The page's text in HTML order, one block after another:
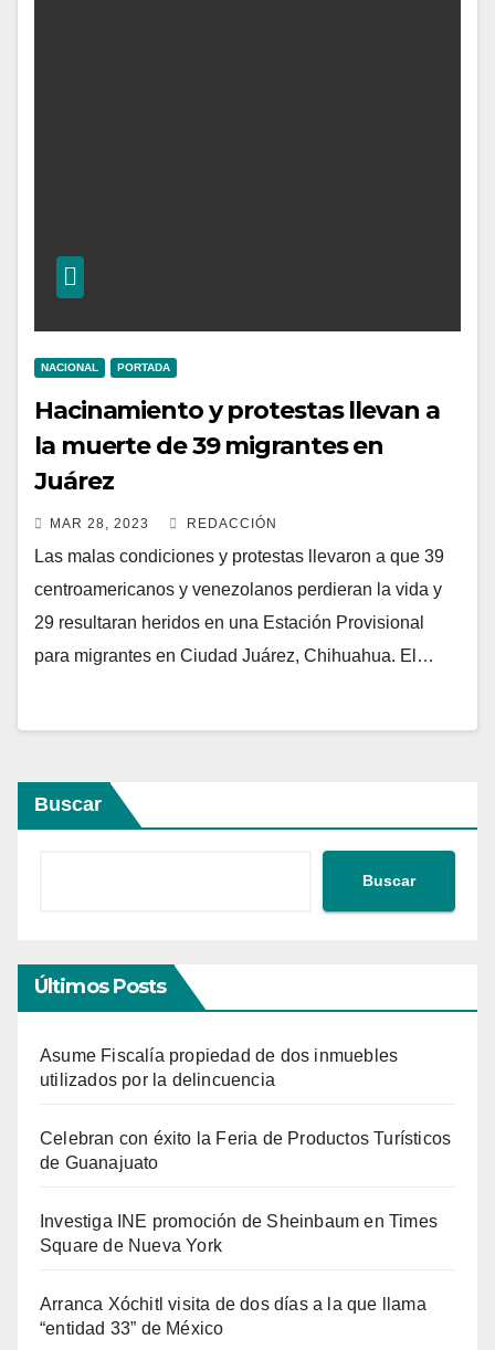
NACIONAL PORTADA
Hacinamiento y protestas llevan a
la muerte de 39 migrantes en
Juárez
MAR 28, 2023 REDACCIÓN
Las malas condiciones y protestas llevaron a que 39
centroamericanos y venezolanos perdieran la vida y
29 resultaran heridos en una Estación Provisional
para migrantes en Ciudad Juárez, Chihuahua. El…
Buscar
Buscar
Últimos Posts
Asume Fiscalía propiedad de dos inmuebles
utilizados por la delincuencia
Celebran con éxito la Feria de Productos Turísticos
de Guanajuato
Investiga INE promoción de Sheinbaum en Times
Square de Nueva York
Arranca Xóchitl visita de dos días a la que llama
“entidad 33” de México